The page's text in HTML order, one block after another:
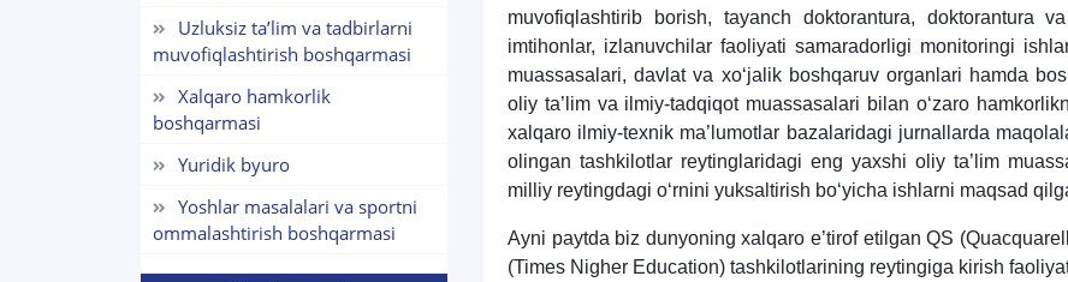
Uzluksiz taʼlim va tadbirlarni
muvofiqlashtirish boshqarmasi
Xalqaro hamkorlik
boshqarmasi
Yuridik byuro
Yoshlar masalalari va sportni
ommalashtirish boshqarmasi
muvofiqlashtirib borish, tayanch doktorantura, doktorantura
imtihonlar, izlanuvchilar faoliyati samaradorligi monitoringi
muassasalari, davlat va xo‘jalik boshqaruv organlari hamda
oliy ta’lim va ilmiy-tadqiqot muassasalari bilan o‘zaro
xalqaro ilmiy-texnik ma’lumotlar bazalaridagi jurnallarda
olingan tashkilotlar reytinglaridagi eng yaxshi oliy ta’lim
milliy reytingdagi o‘rnini yuksaltirish bo‘yicha ishlarni maqsad
Ayni paytda biz dunyoning xalqaro e’tirof etilgan QS
(Times Nigher Education) tashkilotlarining reytingiga kirish